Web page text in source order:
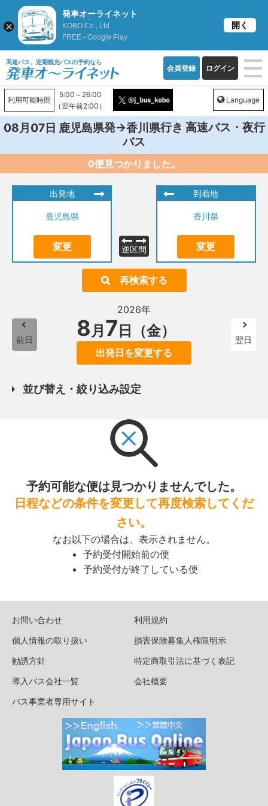
高速バス、定期観光バスの予約なら
会員登録 ログイン
利用可能時間
5:00～26:00
（翌午前2:00）
Language
08月07日 鹿児島県発→香川県行き 高速バス・夜行
バス
0便見つかりました。
出発地
鹿児島県
変更 逆区間
到着地
香川県
変更
再検索する
前日
2026年
8月 7 日（金）
出発日を変更する
翌日
並び替え・絞り込み設定
予約可能な便は見つかりませんでした。
日程などの条件を変更して再度検索してくだ
さい。
なお以下の場合は、表示されません。
予約受付開始前の便
予約受付が終了している便
お問い合わせ
利用規約
個人情報の取り扱い
損害保険募集人権限明示
勧誘方針
特定商取引法に基づく表記
導入バス会社一覧
会社概要
バス事業者専用サイト
発車オーライネット
KOBO Co., Ltd.
FREE - Google Play
開く